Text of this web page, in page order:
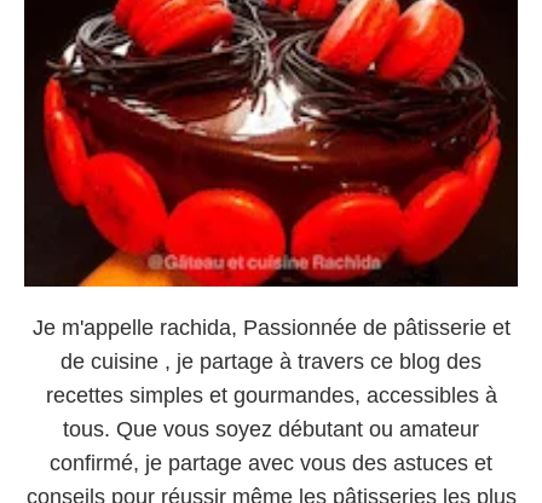
Je m'appelle rachida, Passionnée de pâtisserie et
de cuisine , je partage à travers ce blog des
recettes simples et gourmandes, accessibles à
tous. Que vous soyez débutant ou amateur
confirmé, je partage avec vous des astuces et
conseils pour réussir même les pâtisseries les plus